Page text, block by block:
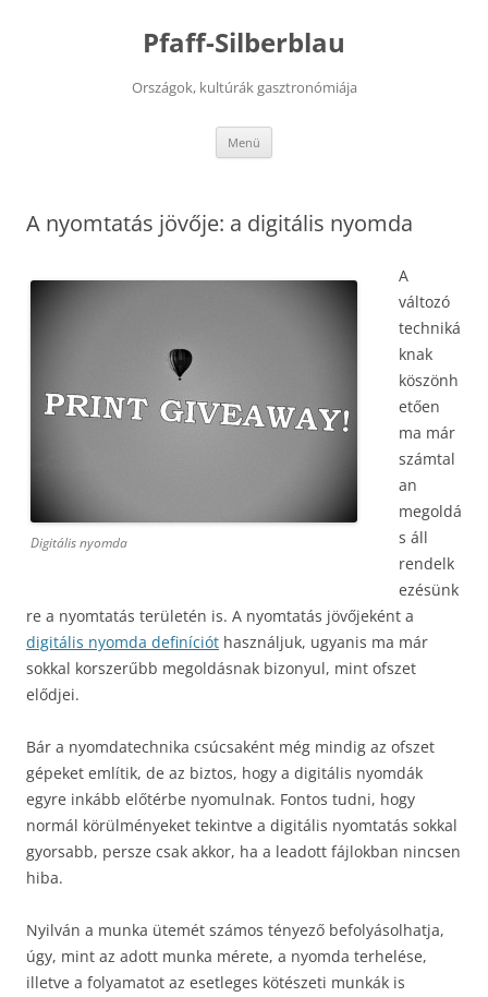
Pfaff-Silberblau
Országok, kultúrák gasztronómiája
Menü
A nyomtatás jövője: a digitális nyomda
Digitális nyomda
A
változó
techniká
knak
köszönh
etően
ma már
számtal
an
megoldá
s áll
rendelk
ezésünk
re a nyomtatás területén is. A nyomtatás jövőjeként a
digitális nyomda definíciót használjuk, ugyanis ma már
sokkal korszerűbb megoldásnak bizonyul, mint ofszet
elődjei.
Bár a nyomdatechnika csúcsaként még mindig az ofszet
gépeket említik, de az biztos, hogy a digitális nyomdák
egyre inkább előtérbe nyomulnak. Fontos tudni, hogy
normál körülményeket tekintve a digitális nyomtatás sokkal
gyorsabb, persze csak akkor, ha a leadott fájlokban nincsen
hiba.
Nyilván a munka ütemét számos tényező befolyásolhatja,
úgy, mint az adott munka mérete, a nyomda terhelése,
illetve a folyamatot az esetleges kötészeti munkák is